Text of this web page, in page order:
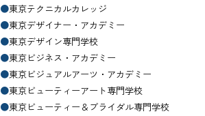
●東京テクニカルカレッジ
●東京デザイナー・アカデミー
●東京デザイン専門学校
●東京ビジネス・アカデミー
●東京ビジュアルアーツ・アカデミー
●東京ビューティーアート専門学校
●東京ビューティー＆ブライダル専門学校